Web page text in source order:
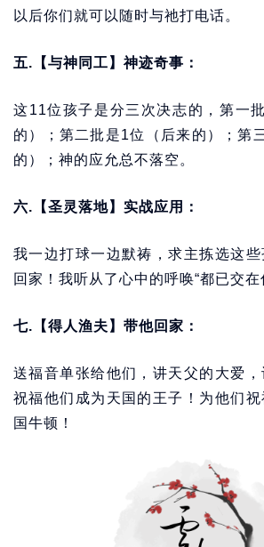
以后你们就可以随时与祂打电话。
五.【与神同工】神迹奇事：
这11位孩子是分三次决志的，第一
的）；第二批是1位（后来的）；第
的）；神的应允总不落空。
六.【圣灵落地】实战应用：
我一边打球一边默祷，求主拣选这
回家！我听从了心中的呼唤“都已交在
七.【得人渔夫】带他回家：
送福音单张给他们，讲天父的大爱，
祝福他们成为天国的王子！为他们
国牛顿！